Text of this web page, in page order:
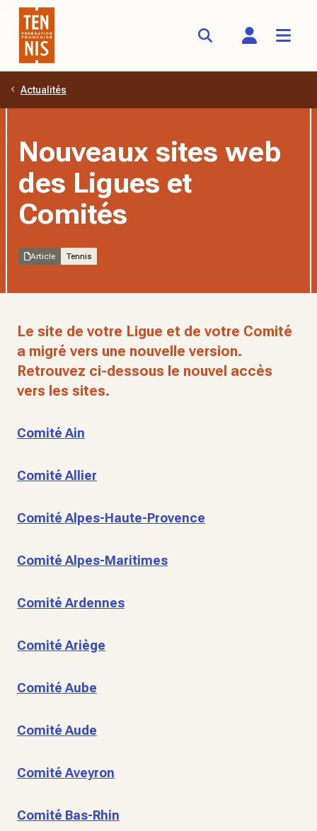
Aller au contenu principal
Actualités
Nouveaux sites web
des Ligues et
Comités
Article Tennis
Le site de votre Ligue et de votre Comité
a migré vers une nouvelle version.
Retrouvez ci-dessous le nouvel accès
vers les sites.
Comité Ain
Comité Allier
Comité Alpes-Haute-Provence
Comité Alpes-Maritimes
Comité Ardennes
Comité Ariège
Comité Aube
Comité Aude
Comité Aveyron
Comité Bas-Rhin